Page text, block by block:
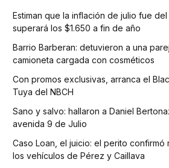
Estiman que la inflación de julio fue
superará los $1.650 a fin de año
Barrio Barberan: detuvieron a una
camioneta cargada con cosméticos
Con promos exclusivas, arranca el
Tuya del NBCH
Sano y salvo: hallaron a Daniel
avenida 9 de Julio
Caso Loan, el juicio: el perito confirmó
los vehículos de Pérez y Caillava